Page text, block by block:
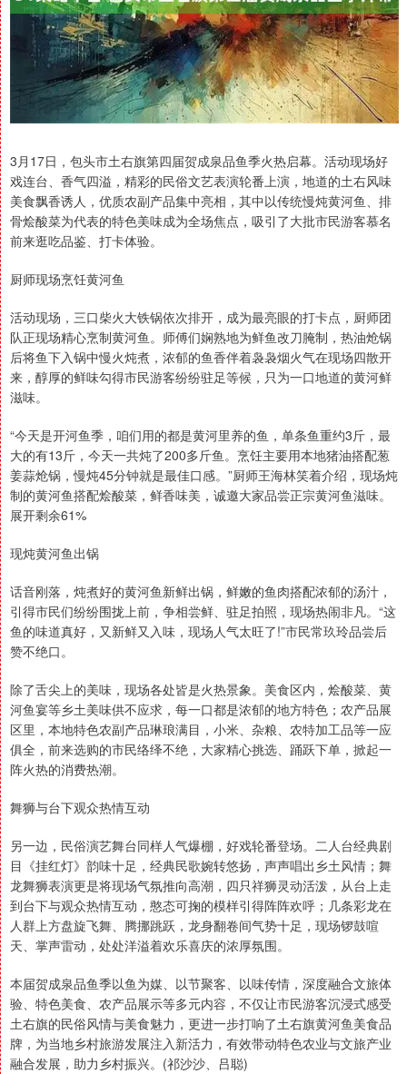
3月17日，包头市土右旗第四届贺成泉品鱼季火热启幕。活动现场好
戏连台、香气四溢，精彩的民俗文艺表演轮番上演，地道的土右风味
美食飘香诱人，优质农副产品集中亮相，其中以传统慢炖黄河鱼、排
骨烩酸菜为代表的特色美味成为全场焦点，吸引了大批市民游客慕名
前来逛吃品鉴、打卡体验。
厨师现场烹饪黄河鱼
活动现场，三口柴火大铁锅依次排开，成为最亮眼的打卡点，厨师团
队正现场精心烹制黄河鱼。师傅们娴熟地为鲜鱼改刀腌制，热油炝锅
后将鱼下入锅中慢火炖煮，浓郁的鱼香伴着袅袅烟火气在现场四散开
来，醇厚的鲜味勾得市民游客纷纷驻足等候，只为一口地道的黄河鲜
滋味。
“今天是开河鱼季，咱们用的都是黄河里养的鱼，单条鱼重约3斤，最
大的有13斤，今天一共炖了200多斤鱼。烹饪主要用本地猪油搭配葱
姜蒜炝锅，慢炖45分钟就是最佳口感。”厨师王海林笑着介绍，现场炖
制的黄河鱼搭配烩酸菜，鲜香味美，诚邀大家品尝正宗黄河鱼滋味。
展开剩余61%
现炖黄河鱼出锅
话音刚落，炖煮好的黄河鱼新鲜出锅，鲜嫩的鱼肉搭配浓郁的汤汁，
引得市民们纷纷围拢上前，争相尝鲜、驻足拍照，现场热闹非凡。“这
鱼的味道真好，又新鲜又入味，现场人气太旺了!”市民常玖玲品尝后
赞不绝口。
除了舌尖上的美味，现场各处皆是火热景象。美食区内，烩酸菜、黄
河鱼宴等乡土美味供不应求，每一口都是浓郁的地方特色；农产品展
区里，本地特色农副产品琳琅满目，小米、杂粮、农特加工品等一应
俱全，前来选购的市民络绎不绝，大家精心挑选、踊跃下单，掀起一
阵火热的消费热潮。
舞狮与台下观众热情互动
另一边，民俗演艺舞台同样人气爆棚，好戏轮番登场。二人台经典剧
目《挂红灯》韵味十足，经典民歌婉转悠扬，声声唱出乡土风情；舞
龙舞狮表演更是将现场气氛推向高潮，四只祥狮灵动活泼，从台上走
到台下与观众热情互动，憨态可掬的模样引得阵阵欢呼；几条彩龙在
人群上方盘旋飞舞、腾挪跳跃，龙身翻卷间气势十足，现场锣鼓喧
天、掌声雷动，处处洋溢着欢乐喜庆的浓厚氛围。
本届贺成泉品鱼季以鱼为媒、以节聚客、以味传情，深度融合文旅体
验、特色美食、农产品展示等多元内容，不仅让市民游客沉浸式感受
土右旗的民俗风情与美食魅力，更进一步打响了土右旗黄河鱼美食品
牌，为当地乡村旅游发展注入新活力，有效带动特色农业与文旅产业
融合发展，助力乡村振兴。(祁沙沙、吕聪)